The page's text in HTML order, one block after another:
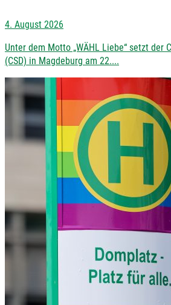
4. August 2026
Unter dem Motto „WÄHL Liebe“ setzt der
(CSD) in Magdeburg am 22....